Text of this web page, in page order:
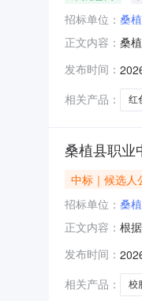
招标单位： 桑
正文内容： 桑
月
发布时间：
相关产品：
红
桑植县职业
中标｜候选人
招标单位： 桑
正文内容： 根
向
发布时间：
相关产品：
校